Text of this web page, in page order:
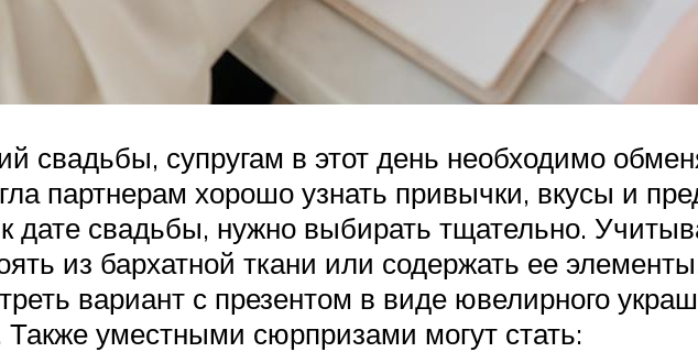
свадьбы, супругам в этот день необходимо
партнерам хорошо узнать привычки, вкусы и
дате свадьбы, нужно выбирать тщательно.
из бархатной ткани или содержать ее
вариант с презентом в виде ювелирного
уместными сюрпризами могут стать: